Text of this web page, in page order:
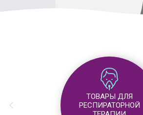
ТОВАРЫ ДЛЯ
АНЕСТЕЗИОЛОГИИ